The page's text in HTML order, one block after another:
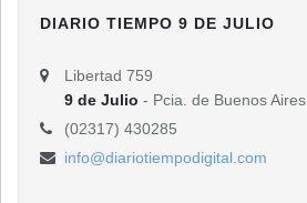
DIARIO TIEMPO 9 DE JULIO
Libertad 759
9 de Julio - Pcia. de Buenos Aires
(02317) 430285
info@diariotiempodigital.com